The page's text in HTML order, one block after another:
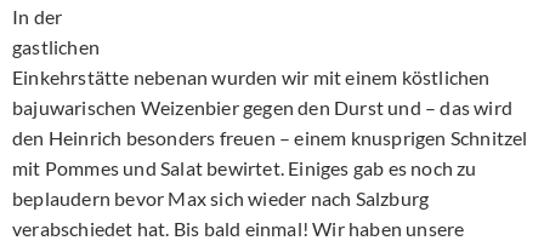
In der
gastlichen
Einkehrstätte nebenan wurden wir mit einem köstlichen
bajuwarischen Weizenbier gegen den Durst und – das wird
den Heinrich besonders freuen – einem knusprigen Schnitzel
mit Pommes und Salat bewirtet. Einiges gab es noch zu
beplaudern bevor Max sich wieder nach Salzburg
verabschiedet hat. Bis bald einmal! Wir haben unsere